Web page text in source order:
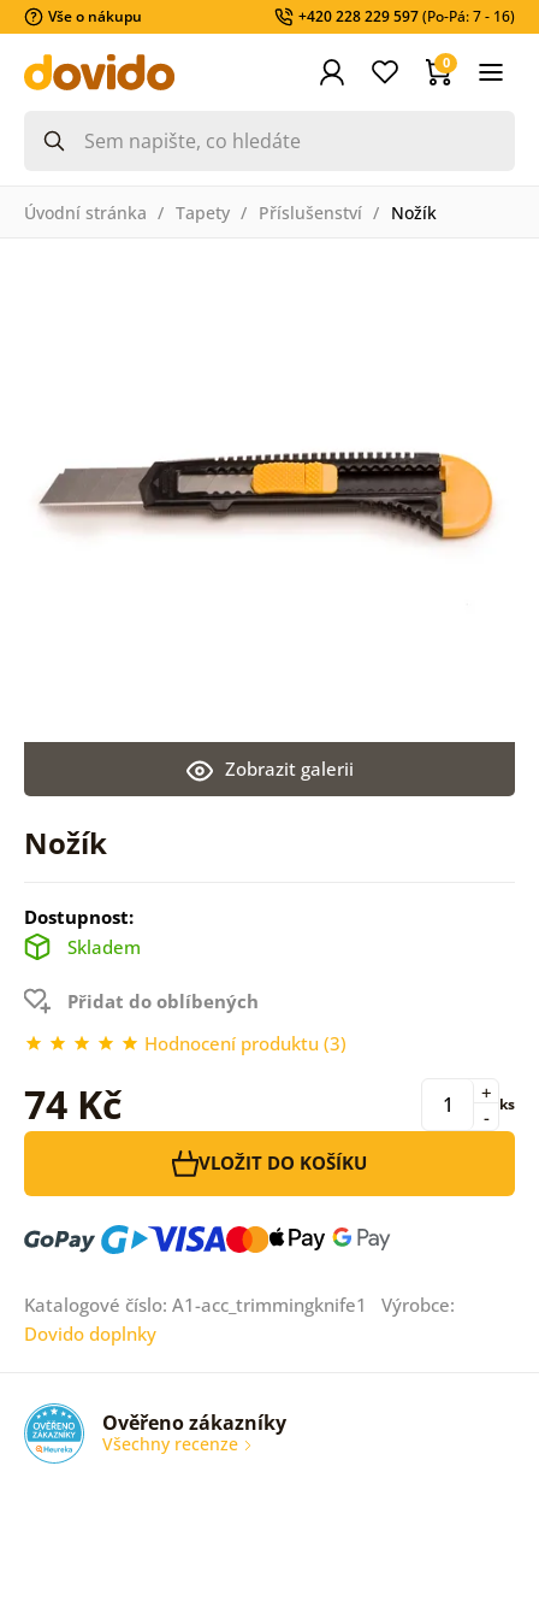
Vše o nákupu +420 228 229 597(Po-Pá: 7 - 16)
0
Úvodní stránka Tapety Příslušenství Nožík
Nožík
Zobrazit galerii
Dostupnost:
Skladem
Přidat do oblíbených
Hodnocení produktu (3)
74 Kč -
+ ks
VLOŽIT DO KOŠÍKU
Katalogové číslo: A1-acc_trimmingknife1 Výrobce:
Dovido doplnky
Ověřeno zákazníky
Všechny recenze